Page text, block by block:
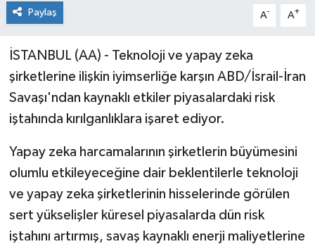
Paylaş A- A+
İSTANBUL (AA) - Teknoloji ve yapay zeka
şirketlerine ilişkin iyimserliğe karşın ABD/İsrail-İran
Savaşı'ndan kaynaklı etkiler piyasalardaki risk
iştahında kırılganlıklara işaret ediyor.
Yapay zeka harcamalarının şirketlerin büyümesini
olumlu etkileyeceğine dair beklentilerle teknoloji
ve yapay zeka şirketlerinin hisselerinde görülen
sert yükselişler küresel piyasalarda dün risk
iştahını artırmış, savaş kaynaklı enerji maliyetlerine